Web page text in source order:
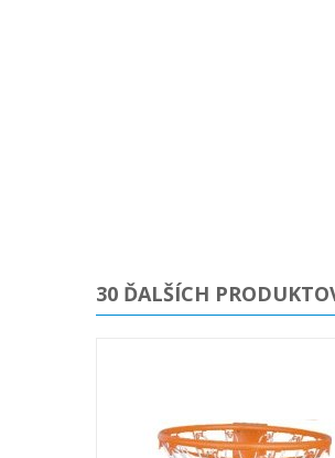
30 ĎALŠÍCH